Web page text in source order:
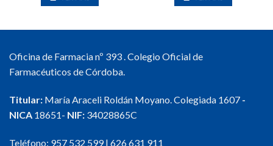
Oficina de Farmacia nº 393 . Colegio Oficial de
Farmacéuticos de Córdoba.
Titular: María Araceli Roldán Moyano. Colegiada 1607 -
NICA 18651- NIF: 34028865C
Teléfono: 957 532 599| 626 631 911